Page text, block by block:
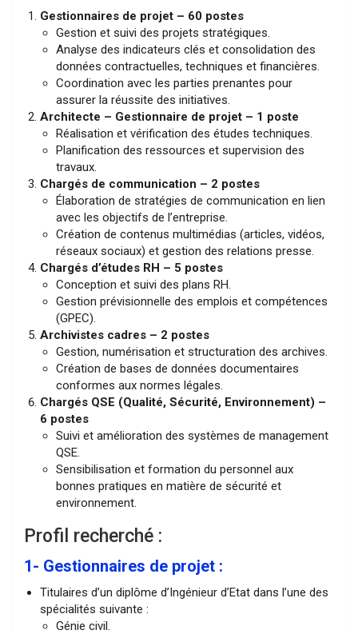
Gestionnaires de projet – 60 postes
Gestion et suivi des projets stratégiques.
Analyse des indicateurs clés et consolidation des
données contractuelles, techniques et financières.
Coordination avec les parties prenantes pour
assurer la réussite des initiatives.
Architecte – Gestionnaire de projet – 1 poste
Réalisation et vérification des études techniques.
Planification des ressources et supervision des
travaux.
Chargés de communication – 2 postes
Élaboration de stratégies de communication en lien
avec les objectifs de l’entreprise.
Création de contenus multimédias (articles, vidéos,
réseaux sociaux) et gestion des relations presse.
Chargés d’études RH – 5 postes
Conception et suivi des plans RH.
Gestion prévisionnelle des emplois et compétences
(GPEC).
Archivistes cadres – 2 postes
Gestion, numérisation et structuration des archives.
Création de bases de données documentaires
conformes aux normes légales.
Chargés QSE (Qualité, Sécurité, Environnement) –
6 postes
Suivi et amélioration des systèmes de management
QSE.
Sensibilisation et formation du personnel aux
bonnes pratiques en matière de sécurité et
environnement.
Profil recherché :
1- Gestionnaires de projet :
Titulaires d’un diplôme d’Ingénieur d’Etat dans l’une des
spécialités suivante :
Génie civil.